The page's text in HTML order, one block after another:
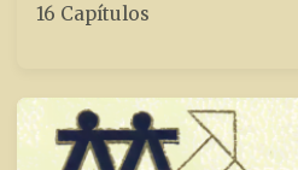
16 Capítulos